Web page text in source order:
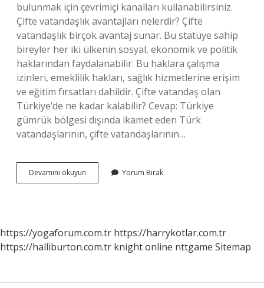
bulunmak için çevrimiçi kanalları kullanabilirsiniz.
Çifte vatandaşlık avantajları nelerdir? Çifte
vatandaşlık birçok avantaj sunar. Bu statüye sahip
bireyler her iki ülkenin sosyal, ekonomik ve politik
haklarından faydalanabilir. Bu haklara çalışma
izinleri, emeklilik hakları, sağlık hizmetlerine erişim
ve eğitim fırsatları dahildir. Çifte vatandaş olan
Türkiye’de ne kadar kalabilir? Cevap: Türkiye
gümrük bölgesi dışında ikamet eden Türk
vatandaşlarının, çifte vatandaşlarının…
Devamını okuyun
Vatandaşlar
Bileti
Almalı
Yorum Bırak
https://yogaforum.com.tr https://harrykotlar.com.tr
https://halliburton.com.tr knight online nttgame Sitemap